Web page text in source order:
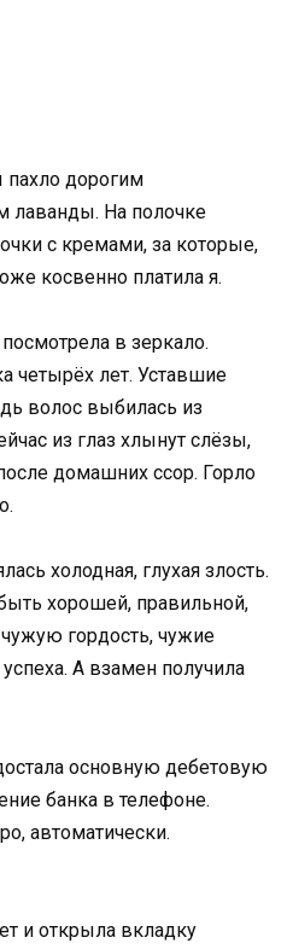
пахло дорогим
лаванды. На полочке
с кремами, за которые,
косвенно платила я.
в зеркало.
четырёх лет. Уставшие
волос выбилась из
из глаз хлынут слёзы,
домашних ссор. Горло
холодная, глухая злость.
хорошей, правильной,
гордость, чужие
А взамен получила
основную дебетовую
банка в телефоне.
автоматически.
и открыла вкладку